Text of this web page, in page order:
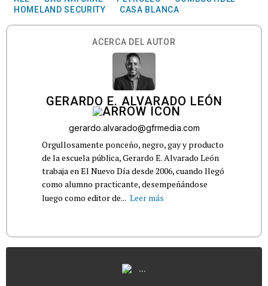
HOMELAND SECURITY
CASA BLANCA
ACERCA DEL AUTOR
GERARDO E. ALVARADO LEÓN
gerardo.alvarado@gfrmedia.com
Orgullosamente ponceño, negro, gay y producto
de la escuela pública, Gerardo E. Alvarado León
trabaja en El Nuevo Día desde 2006, cuando llegó
como alumno practicante, desempeñándose
luego como editor de... Leer más
...